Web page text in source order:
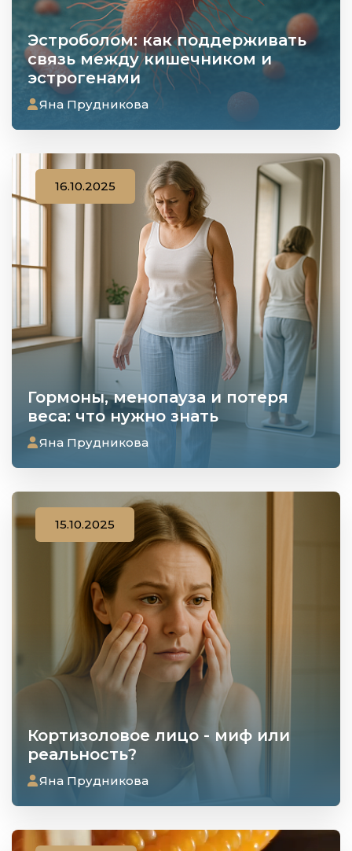
Эстроболом: как поддерживать
связь между кишечником и
эстрогенами
Яна Прудникова
Гормоны, менопауза и потеря
веса: что нужно знать
16.10.2025
Яна Прудникова
Кортизоловое лицо - миф или
реальность?
15.10.2025
Яна Прудникова